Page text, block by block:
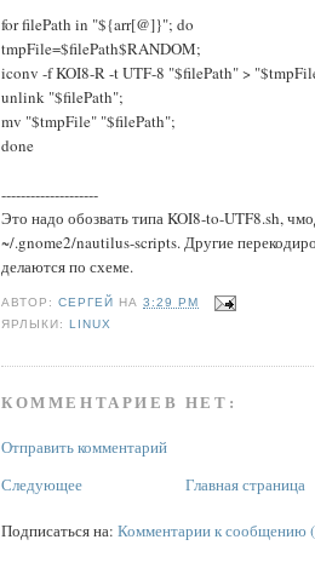
for filePath in "${arr[@]}"; do
tmpFile=$filePath$RANDOM;
iconv -f KOI8-R -t UTF-8 "$filePath" >
unlink "$filePath";
mv "$tmpFile" "$filePath";
done
--------------------
Это надо обозвать типа KOI8-to-UTF8.sh,
~/.gnome2/nautilus-scripts. Другие
делаются по схеме.
АВТОР:СЕРГЕЙ НА3:29 PM
ЯРЛЫКИ:LINUX
КОММЕНТАРИЕВ НЕТ:
Отправить комментарий
Следующее
Главная страница
Подписаться на: Комментарии к сообщению